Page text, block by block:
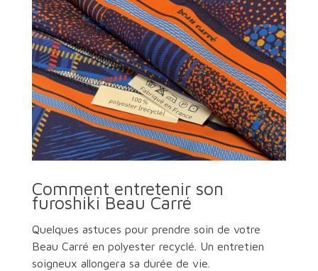
Comment entretenir son
furoshiki Beau Carré
Quelques astuces pour prendre soin de votre
Beau Carré en polyester recyclé. Un entretien
soigneux allongera sa durée de vie.